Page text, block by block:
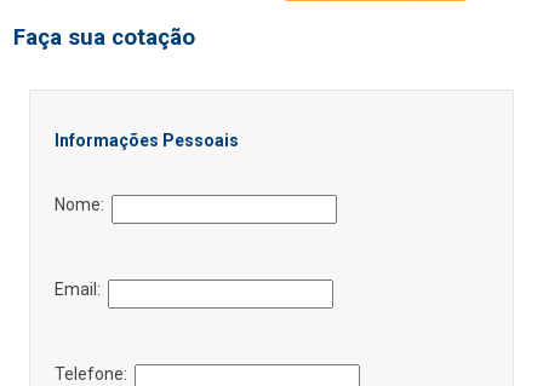
Faça sua cotação
Informações Pessoais
Nome:
Email:
Telefone: